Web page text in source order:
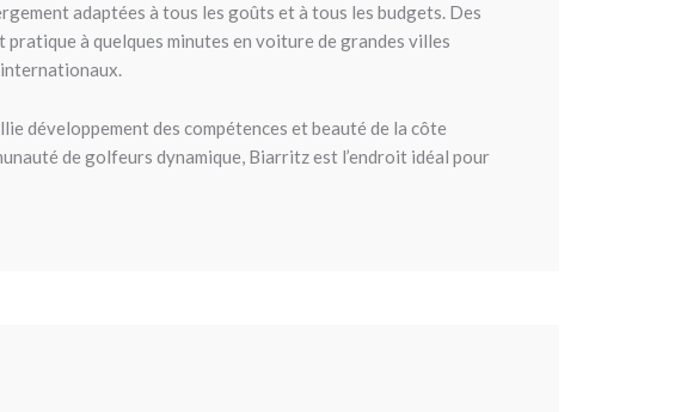
adaptées à tous les goûts et à tous les budgets. Des
à quelques minutes en voiture de grandes villes
développement des compétences et beauté de la côte
de golfeurs dynamique, Biarritz est l’endroit idéal pour